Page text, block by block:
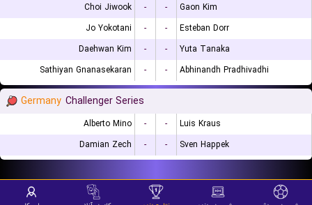
Choi Jiwook
- -
Gaon Kim
Jo Yokotani
- -
Esteban Dorr
Daehwan Kim
- -
Yuta Tanaka
Sathiyan Gnanasekaran
- - Abhinandh Pradhivadhi
Germany Challenger Series
Alberto Mino - -
Luis Kraus
Damian Zech
- - Sven Happek